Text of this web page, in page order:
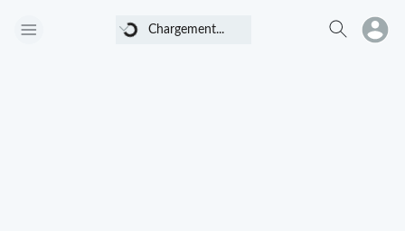
Chargement...